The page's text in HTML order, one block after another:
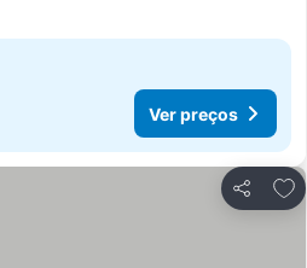
Ver preços
Partilhar